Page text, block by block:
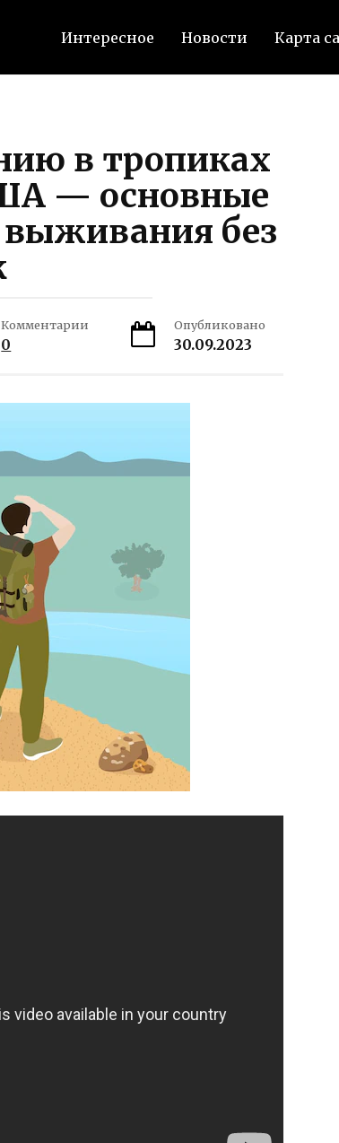
Интересное Новости Карта
в тропиках
— основные
без
Комментарии
0
Опубликовано
30.09.2023